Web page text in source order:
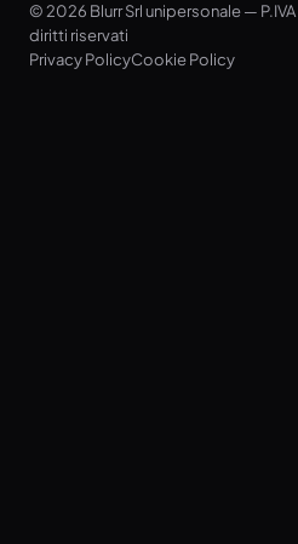
© 2026 Blurr Srl unipersonale —
diritti riservati
Privacy PolicyCookie Policy